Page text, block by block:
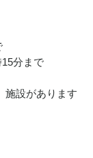
分まで
施設があります